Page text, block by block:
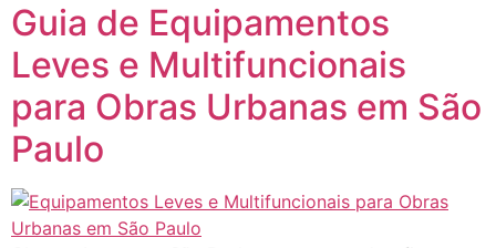
Guia de Equipamentos
Leves e Multifuncionais
para Obras Urbanas em São
Paulo